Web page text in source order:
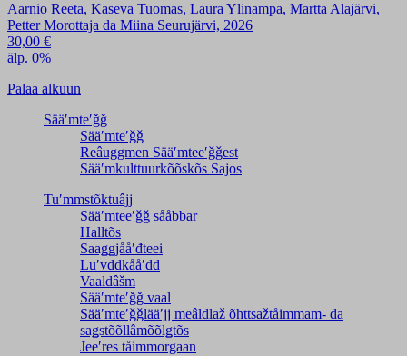
Aarnio Reeta, Kaseva Tuomas, Laura Ylinampa, Martta Alajärvi,
Petter Morottaja da Miina Seurujärvi, 2026
30,00 €
älp. 0%
Palaa alkuun
Sääʹmteʹǧǧ
Sääʹmteʹǧǧ
Reâuggmen Sääʹmteeʹǧǧest
Sääʹmkulttuurkõõskõs Sajos
Tuʹmmstõktuâjj
Sääʹmteeʹǧǧ sååbbar
Halltõs
Saaǥǥjååʹđteei
Luʹvddkååʹdd
Vaaldâšm
Sääʹmteʹǧǧ vaal
Sääʹmteʹǧǧlääʹjj meâldlaž õhttsažtåimmam- da
saǥstõõllâmõõlǥtõs
Jeeʹres tåimmorgaan